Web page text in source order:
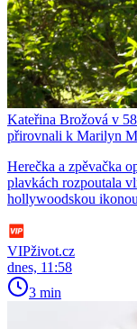
Kateřina Brožová v
přirovnali k Marilyn
Herečka a zpěvačka
plavkách rozpoutala
hollywoodskou
VIPživot.cz
dnes, 11:58
3 min